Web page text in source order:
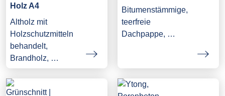
Holz A4
Altholz mit
Holzschutzmitteln
behandelt,
Brandholz, …
Bitumenstämmige,
teerfreie
Dachpappe, …